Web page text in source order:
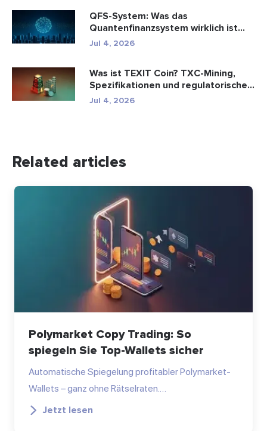
QFS-System: Was das
Quantenfinanzsystem wirklich ist
(2026)
Jul 4, 2026
Was ist TEXIT Coin? TXC-Mining,
Spezifikationen und regulatorische...
Jul 4, 2026
Related articles
Polymarket Copy Trading: So
spiegeln Sie Top-Wallets sicher
Automatische Spiegelung profitabler Polymarket-
Wallets – ganz ohne Rätselraten.…
Jetzt lesen